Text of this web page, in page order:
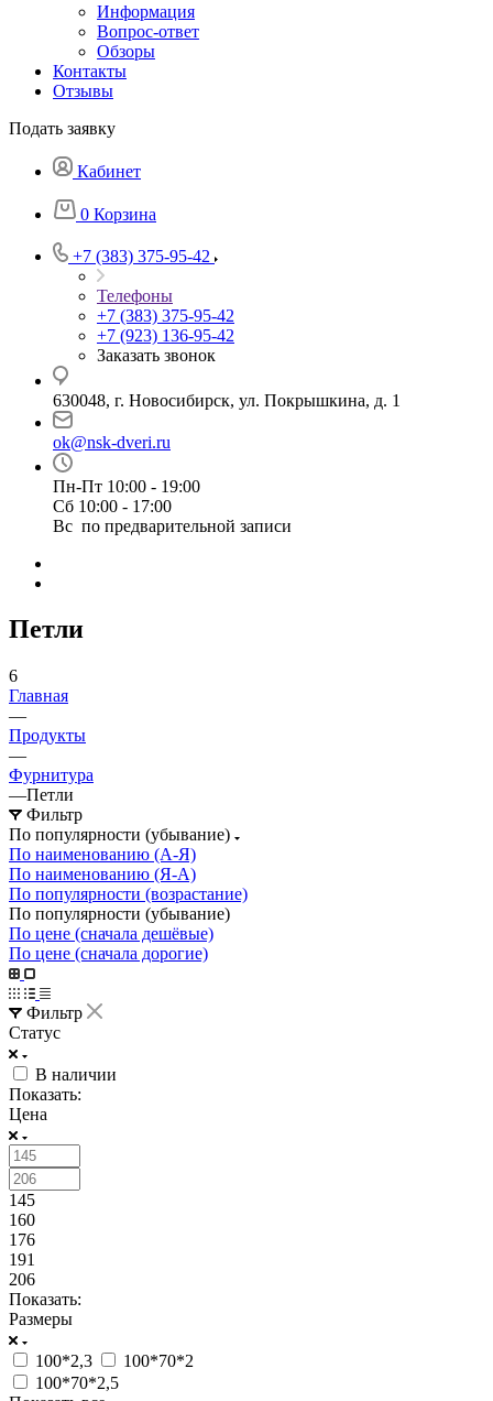
Информация
Вопрос-ответ
Обзоры
Контакты
Отзывы
Подать заявку
Кабинет
0 Корзина
+7 (383) 375-95-42
Телефоны
+7 (383) 375-95-42
+7 (923) 136-95-42
Заказать звонок
630048, г. Новосибирск, ул. Покрышкина, д. 1
ok@nsk-dveri.ru
Пн-Пт 10:00 - 19:00
Сб 10:00 - 17:00
Вс по предварительной записи
Петли
6
Главная
—
Продукты
—
Фурнитура
—Петли
Фильтр
По популярности (убывание)
По наименованию (А-Я)
По наименованию (Я-А)
По популярности (возрастание)
По популярности (убывание)
По цене (сначала дешёвые)
По цене (сначала дорогие)
Фильтр
Статус
В наличии
Показать:
Цена
145
160
176
191
206
Показать:
Размеры
100*2,3
100*70*2
100*70*2,5